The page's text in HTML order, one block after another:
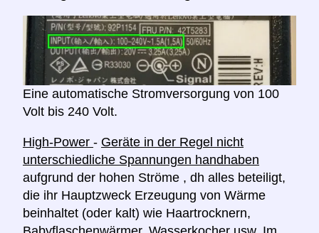
Eine automatische Stromversorgung von 100
Volt bis 240 Volt.
High-Power - Geräte in der Regel nicht
unterschiedliche Spannungen handhaben
aufgrund der hohen Ströme , dh alles beteiligt,
die ihr Hauptzweck Erzeugung von Wärme
beinhaltet (oder kalt) wie Haartrocknern,